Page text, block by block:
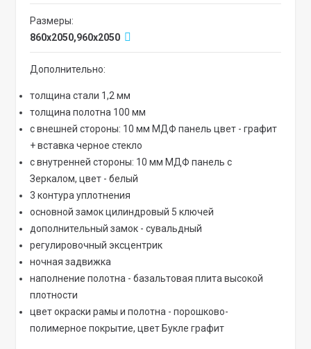
Размеры:
860x2050,960x2050
Дополнительно:
толщина стали 1,2 мм
толщина полотна 100 мм
с внешней стороны: 10 мм МДФ панель цвет - графит
+ вставка черное стекло
с внутренней стороны: 10 мм МДФ панель с
Зеркалом, цвет - белый
3 контура уплотнения
основной замок цилиндровый 5 ключей
дополнительный замок - сувальдный
регулировочный эксцентрик
ночная задвижка
наполнение полотна - базальтовая плита высокой
плотности
цвет окраски рамы и полотна - порошково-
полимерное покрытие, цвет Букле графит